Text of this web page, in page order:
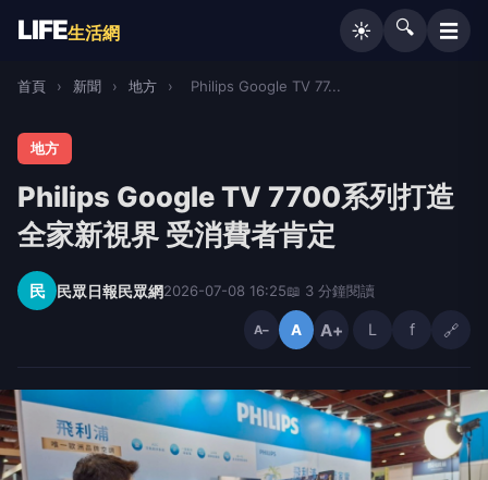
LIFE生活網 ☀️ 🔍 ☰
首頁 › 新聞 › 地方 › Philips Google TV 77...
地方
Philips Google TV 7700系列打造
全家新視界 受消費者肯定
民 民眾日報民眾網2026-07-08 16:25📖 3 分鐘閱讀
A− A A+ L f 🔗